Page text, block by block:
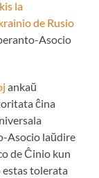
la
de Rusio
Asocio
ankaŭ
ĉina
Asocio laŭdire
de Ĉinio kun
estas tolerata